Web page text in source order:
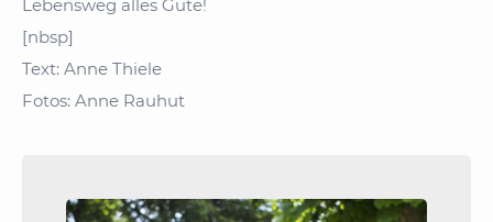
Lebensweg alles Gute!
[nbsp]
Text: Anne Thiele
Fotos: Anne Rauhut